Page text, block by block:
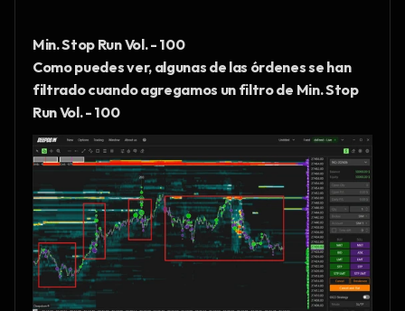
Min. Stop Run Vol. - 100
Como puedes ver, algunas de las órdenes se han
filtrado cuando agregamos un filtro de Min. Stop
Run Vol. - 100